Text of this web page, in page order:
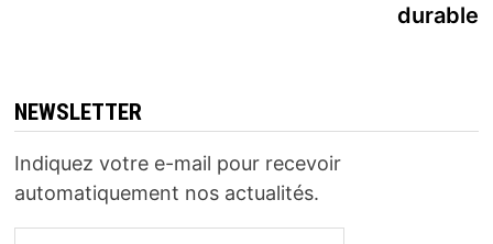
durable
NEWSLETTER
Indiquez votre e-mail pour recevoir
automatiquement nos actualités.